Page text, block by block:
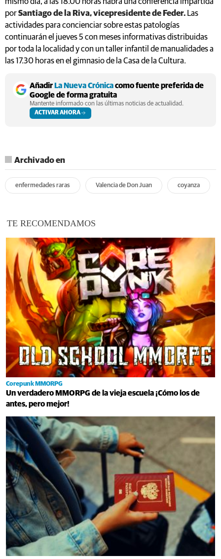
porSantiago de la Riva, vicepresidente de Feder. Las
actividades para concienciar sobre estas patologías
continuarán el jueves 5 con meses informativas distribuidas
por toda la localidad y con un taller infantil de manualidades a
las 17.30 horas en el gimnasio de la Casa de la Cultura.
AñadirLa Nueva Crónicacomo fuente preferida de
Google de forma gratuita
Mantente informado con las últimas noticias de actualidad.
ACTIVAR AHORA
Archivado en
enfermedades raras Valencia de Don Juan coyanza
TE RECOMENDAMOS
Corepunk MMORPG
Un verdadero MMORPG de la vieja escuela ¡Cómo los de
antes, pero mejor!